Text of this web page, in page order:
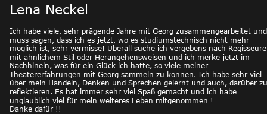
Ich habe viele, sehr prägende Jahre mit Georg zusammengearbeitet
muss sagen, dass ich es jetzt, wo es studiumstechnisch nicht mehr
möglich ist, sehr vermisse! Überall suche ich vergebens nach
mit ähnlichem Stil oder Herangehensweisen und ich merke jetzt im
Nachhinein, was für ein Glück ich hatte, so viele meiner
Theatererfahrungen mit Georg sammeln zu können. Ich habe sehr viel
über mein Handeln, Denken und Sprechen gelernt und auch, darüber
reflektieren. Es hat immer sehr viel Spaß gemacht und ich habe
unglaublich viel für mein weiteres Leben mitgenommen !
Danke dafür !!
Lena Neckel